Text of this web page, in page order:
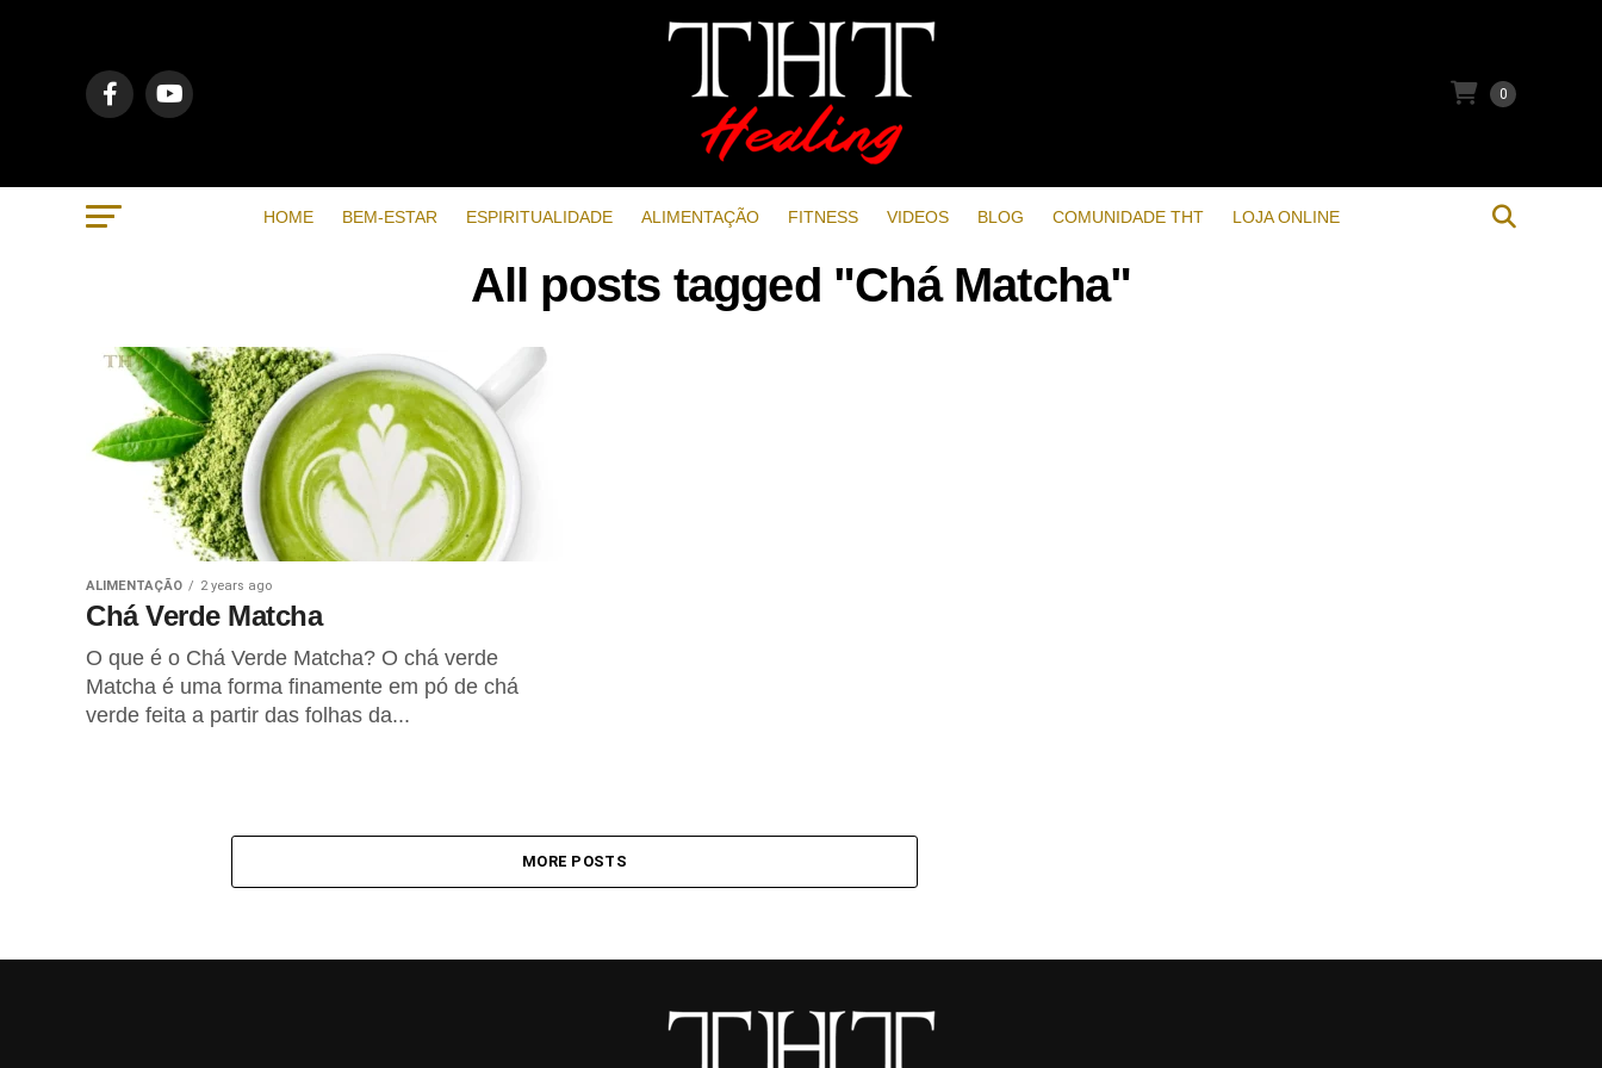
0
HOME BEM-ESTAR ESPIRITUALIDADE ALIMENTAÇÃO FITNESS VIDEOS BLOG COMUNIDADE THT LOJA ONLINE
All posts tagged "Chá Matcha"
ALIMENTAÇÃO 2 years ago
Chá Verde Matcha
O que é o Chá Verde Matcha? O chá verde
Matcha é uma forma finamente em pó de chá
verde feita a partir das folhas da...
MORE POSTS
RECENTES POPULAR VIDEOS
BEM-ESTAR 7 months ago
Métodos de respiração para ajudar
a dormir
BEM-ESTAR 1 year ago
O Poder Curativo do Amor
FITNESS 1 year ago
Caminhada Japonesa para
melhorar a saúde
cardiometabólica